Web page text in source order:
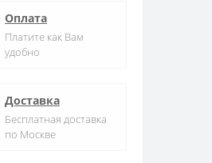
Оплата
Платите как Вам
удобно
Доставка
Бесплатная доставка
по Москве